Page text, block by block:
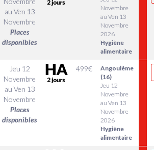
au Ven 13
Novembre
Places
disponibles
Novembre
au Ven 13
Novembre
2026
Hygiène
alimentaire
Jeu 12
Novembre
au Ven 13
Novembre
Places
disponibles
499€
Angoulême
(16)
Jeu 12
Novembre
au Ven 13
Novembre
2026
Hygiène
alimentaire